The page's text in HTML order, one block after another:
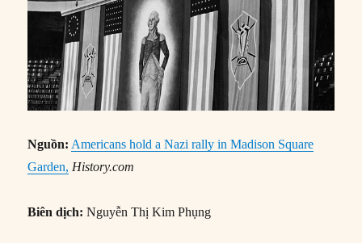
Nguồn: Americans hold a Nazi rally in Madison Square
Garden, History.com
Biên dịch: Nguyễn Thị Kim Phụng